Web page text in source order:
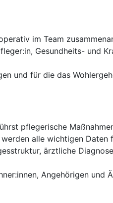
im Team
Gesundheits- und
und für die das
pflegerische
alle wichtigen Daten
ärztliche
Angehörigen und